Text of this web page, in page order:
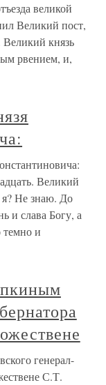
великой
Великий пост,
князь
рвением, и,
Великий
я? Не знаю. До
и слава Богу, а
темно и
генерал-
С.Т.